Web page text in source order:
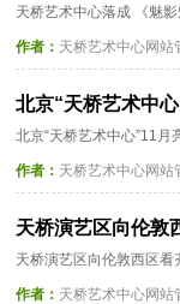
天桥艺术中心落成 《魅
作者： 天桥艺术中心网
北京“天桥艺术中
北京“天桥艺术中心”11月
作者： 天桥艺术中心网
天桥演艺区向伦敦
天桥演艺区向伦敦西区看
作者： 天桥艺术中心网